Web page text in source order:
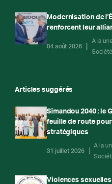
Modernisation de
renforcent leur
04 août 2026
A la
Société
Articles suggérés
Simandou 2040 : le
feuille de route
stratégiques
31 juillet 2026
A la
Violences sexuelles